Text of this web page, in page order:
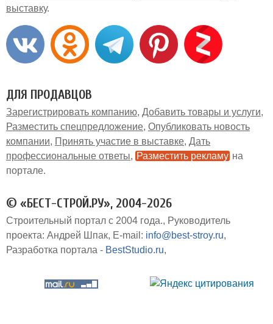
выставку
ДЛЯ ПРОДАВЦОВ
Зарегистрировать компанию Добавить товары и услуги
Разместить спецпредложение Опубликовать новость
компании
Принять участие в выставке Дать
профессиональные ответы
Разместить рекламу на
портале
© «БЕСТ-СТРОЙ.РУ», 2004-2026
Строительный портал с 2004 года.
Руководитель
проекта: Андрей Шпак E-mail: info@best-stroy.ru
Разработка портала - BestStudio.ru